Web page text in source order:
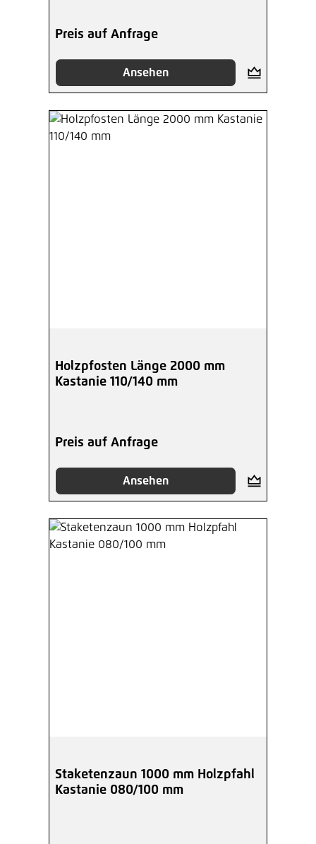
Preis auf Anfrage
Ansehen
Holzpfosten Länge 2000 mm
Kastanie 110/140 mm
Preis auf Anfrage
Ansehen
Staketenzaun 1000 mm Holzpfahl
Kastanie 080/100 mm